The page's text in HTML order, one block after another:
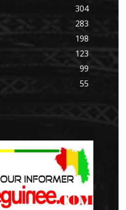
304
283
198
123
99
55